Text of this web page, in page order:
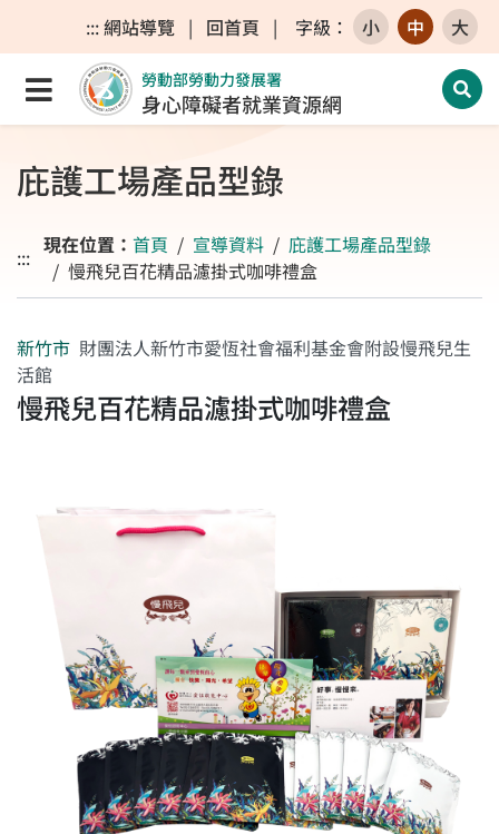
跳至主要內容區
跳至主要選單
跳至網站搜尋
:::網站導覽 | 回首頁 | 字級 ： 小 中 大
點選開啟選單
勞動部勞動力發展署
身心障礙者就業資源網 開
庇護工場產品型錄
::: 現在位置： 首頁 宣導資料
庇護工場產品型錄
慢飛兒百花精品濾掛式咖啡禮盒
新竹市 財團法人新竹市愛恆社會福利基金會附設慢飛兒生
活館
慢飛兒百花精品濾掛式咖啡禮盒